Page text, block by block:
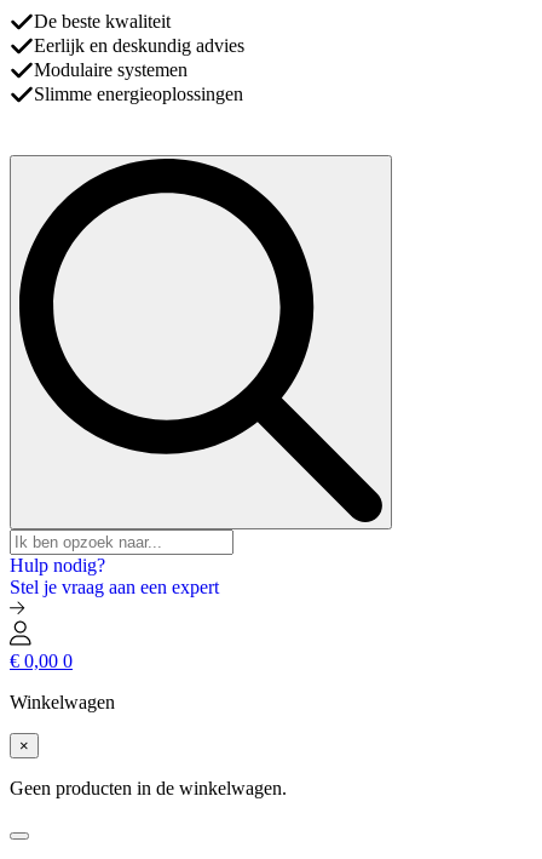
De beste kwaliteit
Eerlijk en deskundig advies
Modulaire systemen
Slimme energieoplossingen
Search
Hulp nodig?
Stel je vraag aan een expert
€ 0,00 0
Winkelwagen
×
Geen producten in de winkelwagen.